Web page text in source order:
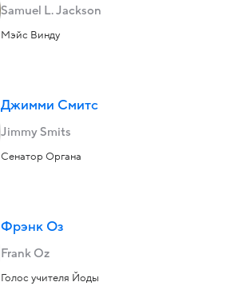
Samuel L. Jackson
Мэйс Винду
Джимми Смитс
Jimmy Smits
Сенатор Органа
Фрэнк Оз
Frank Oz
Голос учителя Йоды